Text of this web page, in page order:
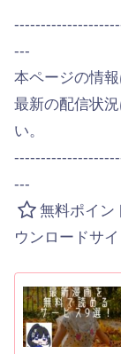
---
本ページの情報
最新の配信状
い。
---
無料ポイン
ウンロードサ